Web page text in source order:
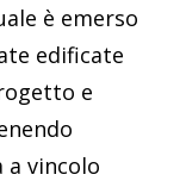
è emerso
edificate
e
a vincolo